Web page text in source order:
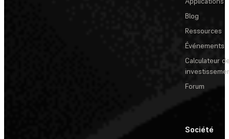
Blog
Ressources
Événements
Calculateur
Forum
Société